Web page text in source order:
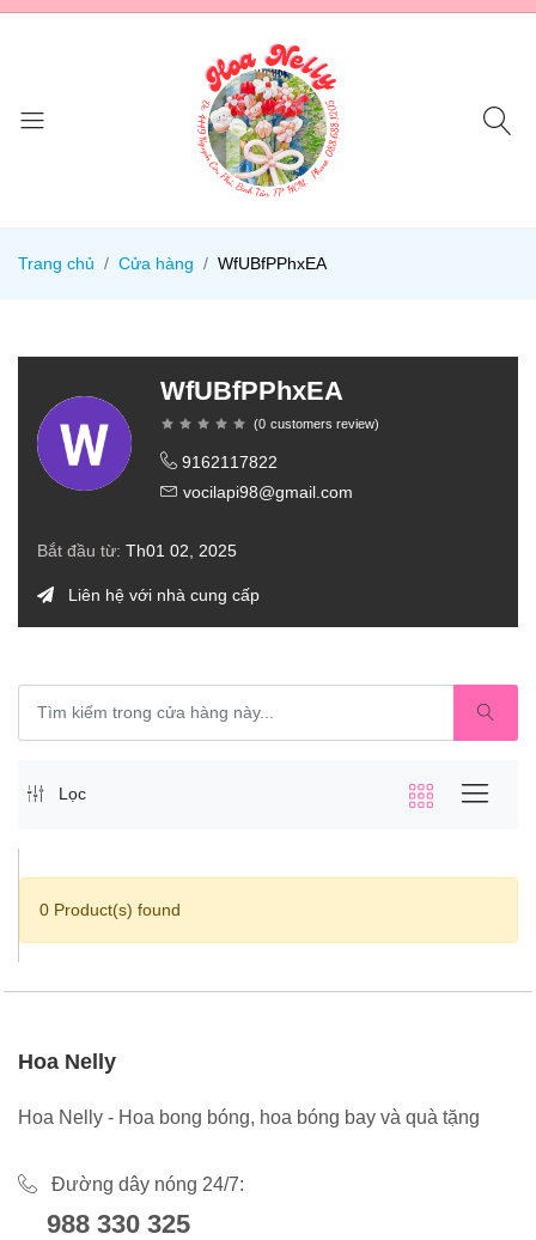
Trang chủ Cửa hàng WfUBfPPhxEA
WfUBfPPhxEA
(0 customers review)
9162117822
vocilapi98@gmail.com
Bắt đầu từ: Th01 02, 2025
Liên hệ với nhà cung cấp
Lọc
0 Product(s) found
Hoa Nelly
Hoa Nelly - Hoa bong bóng, hoa bóng bay và quà tặng
Đường dây nóng 24/7:
988 330 325